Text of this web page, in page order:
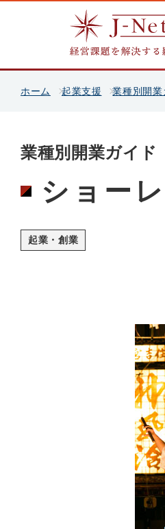
ホーム 起業支援 業種別開業
業種別開業ガイド
ショー
起業・創業